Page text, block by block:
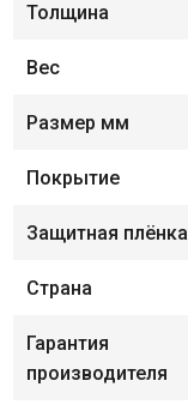
Толщина
Вес
Размер мм
Покрытие
Защитная плёнка
Страна
Гарантия
производителя